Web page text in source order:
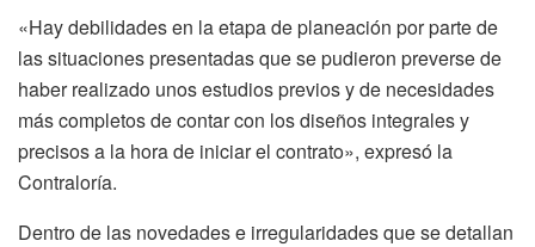
«Hay debilidades en la etapa de planeación por parte de
las situaciones presentadas que se pudieron preverse de
haber realizado unos estudios previos y de necesidades
más completos de contar con los diseños integrales y
precisos a la hora de iniciar el contrato», expresó la
Contraloría.
Dentro de las novedades e irregularidades que se detallan